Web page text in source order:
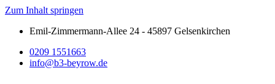
Zum Inhalt springen
Emil-Zimmermann-Allee 24 - 45897 Gelsenkirchen
0209 1551663
info@b3-beyrow.de